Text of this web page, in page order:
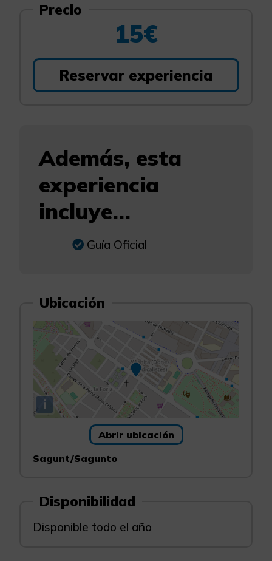
Precio
15€
Reservar experiencia
Además, esta
experiencia
incluye...
Guía Oficial
Ubicación
i
Abrir ubicación
Sagunt/Sagunto
Disponibilidad
Disponible todo el año